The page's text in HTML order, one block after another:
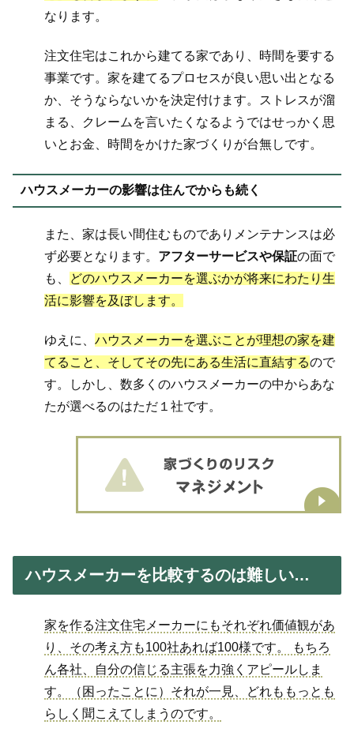
なります。
注文住宅はこれから建てる家であり、時間を要する
事業です。家を建てるプロセスが良い思い出となる
か、そうならないかを決定付けます。ストレスが溜
まる、クレームを言いたくなるようではせっかく思
いとお金、時間をかけた家づくりが台無しです。
ハウスメーカーの影響は住んでからも続く
また、家は長い間住むものでありメンテナンスは必
ず必要となります。 アフターサービスや保証の面で
も、
どのハウスメーカーを選ぶかが将来にわたり生
活に影響を及ぼします。
ゆえに、 ハウスメーカーを選ぶことが理想の家を建
てること、そしてその先にある生活に直結するので
す。しかし、数多くのハウスメーカーの中からあな
たが選べるのはただ１社です。
ハウスメーカーを比較するのは難しい…
家を作る注文住宅メーカーにもそれぞれ価値観があ
り、その考え方も100社あれば100様です。 もちろ
ん各社、自分の信じる主張を力強くアピールしま
す。（困ったことに）それが一見、どれももっとも
らしく聞こえてしまうのです。